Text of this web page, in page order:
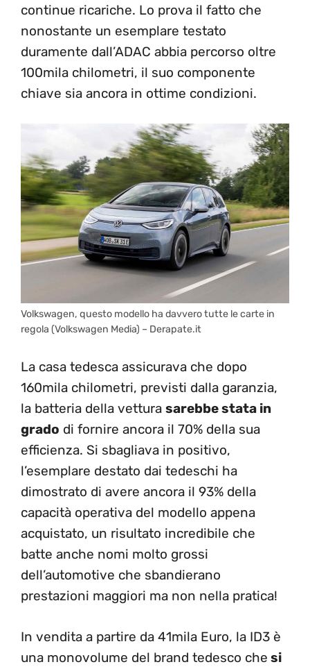
continue ricariche. Lo prova il fatto che
nonostante un esemplare testato
duramente dall’ADAC abbia percorso oltre
100mila chilometri, il suo componente
chiave sia ancora in ottime condizioni.
Volkswagen, questo modello ha davvero tutte le carte in
regola (Volkswagen Media) – Derapate.it
La casa tedesca assicurava che dopo
160mila chilometri, previsti dalla garanzia,
la batteria della vettura sarebbe stata in
grado di fornire ancora il 70% della sua
efficienza. Si sbagliava in positivo,
l’esemplare destato dai tedeschi ha
dimostrato di avere ancora il 93% della
capacità operativa del modello appena
acquistato, un risultato incredibile che
batte anche nomi molto grossi
dell’automotive che sbandierano
prestazioni maggiori ma non nella pratica!
In vendita a partire da 41mila Euro, la ID3 è
una monovolume del brand tedesco che si